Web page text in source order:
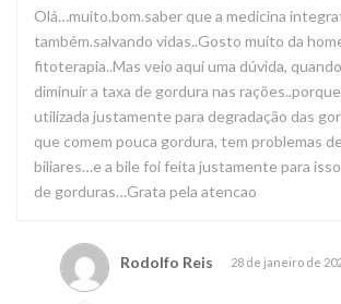
Olá…muito.bom.saber que a medicina
também.salvando vidas..Gosto muito da
fitoterapia..Mas veio aqui uma dúvida,
diminuir a taxa de gordura nas
utilizada justamente para degradação das
que comem pouca gordura, tem problemas
biliares…e a bile foi feita justamente para
de gorduras…Grata pela atencao
Rodolfo Reis 28 de janeiro de